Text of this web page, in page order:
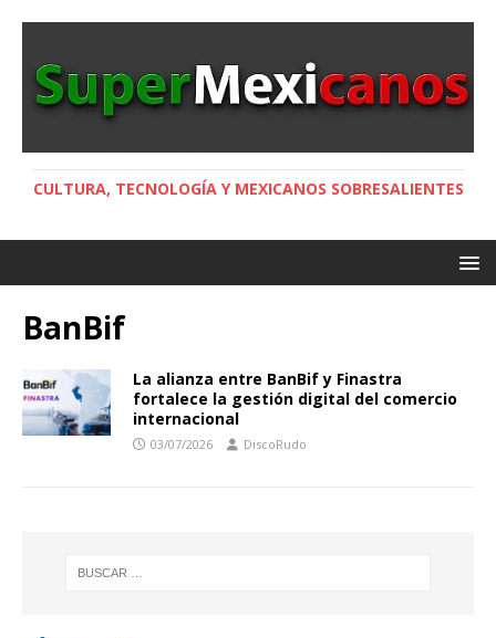
CULTURA, TECNOLOGÍA Y MEXICANOS SOBRESALIENTES
BanBif
La alianza entre BanBif y Finastra
fortalece la gestión digital del comercio
internacional
03/07/2026 DiscoRudo